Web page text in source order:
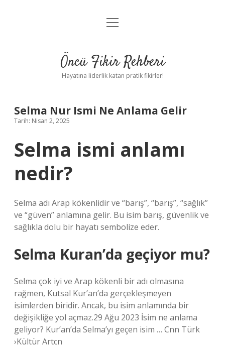
Anasayfa
Yasal Uyarı
menüyü
Öncü Fikir Rehberi
Hayatına liderlik katan pratik fikirler!
Selma Nur Ismi Ne Anlama Gelir
Tarih: Nisan 2, 2025
Selma ismi anlamı
nedir?
Selma adı Arap kökenlidir ve “barış”, “barış”, “sağlık”
ve “güven” anlamına gelir. Bu isim barış, güvenlik ve
sağlıkla dolu bir hayatı sembolize eder.
Selma Kuran’da geçiyor mu?
Selma çok iyi ve Arap kökenli bir adı olmasına
rağmen, Kutsal Kur’an’da gerçekleşmeyen
isimlerden biridir. Ancak, bu isim anlamında bir
değişikliğe yol açmaz.29 Ağu 2023 İsim ne anlama
geliyor? Kur’an’da Selma’yı geçen isim … Cnn Türk
›Kültür Artcn